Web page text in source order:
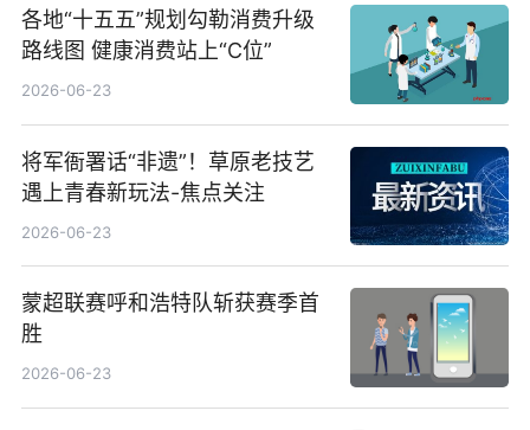
各地“十五五”规划勾勒消费升级
路线图 健康消费站上“C位”
2026-06-23
将军衙署话“非遗”！草原老技艺
遇上青春新玩法-焦点关注
2026-06-23
蒙超联赛呼和浩特队斩获赛季首
胜
2026-06-23